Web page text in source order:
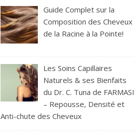
Guide Complet sur la
Composition des Cheveux
de la Racine à la Pointe!
Les Soins Capillaires
Naturels & ses Bienfaits
du Dr. C. Tuna de FARMASI
– Repousse, Densité et
Anti-chute des Cheveux